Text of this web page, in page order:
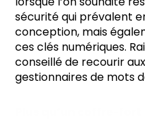
sécurité qui prévalent
conception, mais
ces clés numériques.
conseillé de recourir
gestionnaires de mots